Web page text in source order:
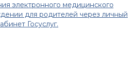
электронного медицинского
для родителей через личный
Госуслуг.